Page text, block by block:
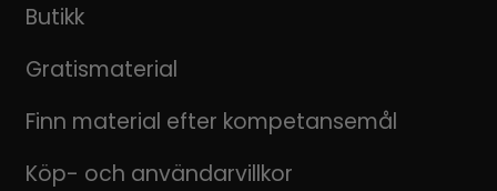
Butikk
Gratismaterial
Finn material efter kompetansemål
Köp- och användarvillkor